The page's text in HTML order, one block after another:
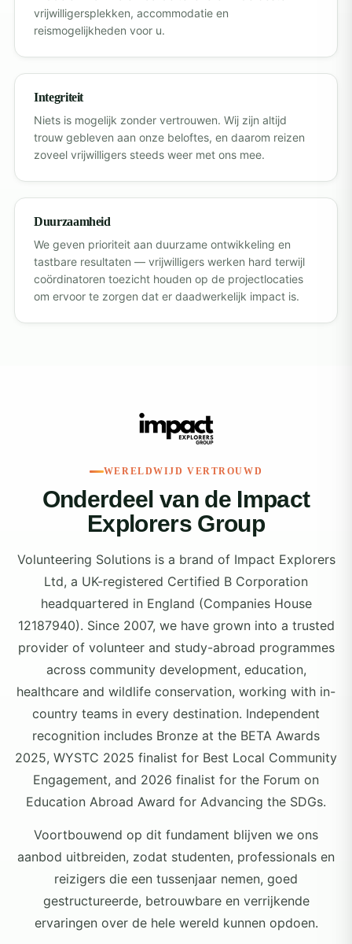
vrijwilligersplekken, accommodatie en
reismogelijkheden voor u.
Integriteit
Niets is mogelijk zonder vertrouwen. Wij zijn altijd
trouw gebleven aan onze beloftes, en daarom reizen
zoveel vrijwilligers steeds weer met ons mee.
Duurzaamheid
We geven prioriteit aan duurzame ontwikkeling en
tastbare resultaten — vrijwilligers werken hard terwijl
coördinatoren toezicht houden op de projectlocaties
om ervoor te zorgen dat er daadwerkelijk impact is.
WERELDWIJD VERTROUWD
Onderdeel van de Impact
Explorers Group
Volunteering Solutions is a brand of Impact Explorers
Ltd, a UK-registered Certified B Corporation
headquartered in England (Companies House
12187940). Since 2007, we have grown into a trusted
provider of volunteer and study-abroad programmes
across community development, education,
healthcare and wildlife conservation, working with in-
country teams in every destination. Independent
recognition includes Bronze at the BETA Awards
2025, WYSTC 2025 finalist for Best Local Community
Engagement, and 2026 finalist for the Forum on
Education Abroad Award for Advancing the SDGs.
Voortbouwend op dit fundament blijven we ons
aanbod uitbreiden, zodat studenten, professionals en
reizigers die een tussenjaar nemen, goed
gestructureerde, betrouwbare en verrijkende
ervaringen over de hele wereld kunnen opdoen.